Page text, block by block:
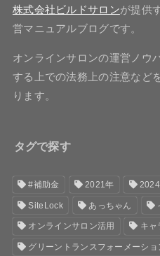
株式会社ビルドサロンが提供
営マニュアルブログです。
オンラインサロンの運営ノウ
する上での法務上の注意など
ります。
タグで探す
#補助金 2021年
SiteLock あっちゃん
オンラインサロン活用 キャ
グリーントランスフォーメーショ